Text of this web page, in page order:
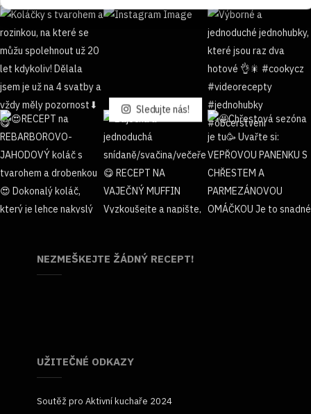
Sledujte nás!
NEZMEŠKEJTE ŽÁDNÝ RECEPT!
UŽITEČNÉ ODKAZY
Soutěž pro Aktivní kuchaře 2024